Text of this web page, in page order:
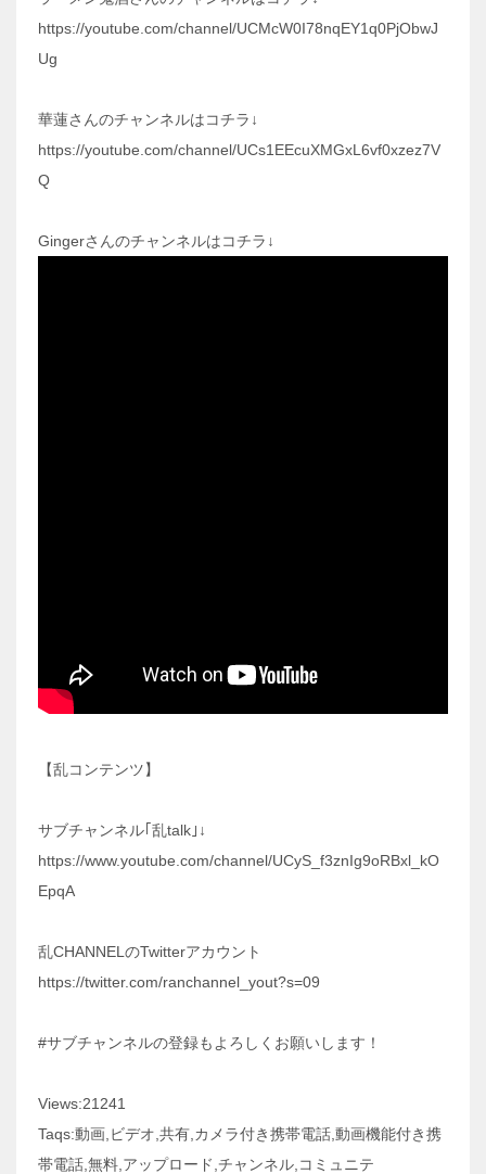
https://youtube.com/channel/UCMcW0I78nqEY1q0PjObwJ
Ug
華蓮さんのチャンネルはコチラ↓
https://youtube.com/channel/UCs1EEcuXMGxL6vf0xzez7V
Q
Gingerさんのチャンネルはコチラ↓
【乱コンテンツ】
サブチャンネル｢乱talk｣↓
https://www.youtube.com/channel/UCyS_f3znIg9oRBxl_kO
EpqA
乱CHANNELのTwitterアカウント
https://twitter.com/ranchannel_yout?s=09
#サブチャンネルの登録もよろしくお願いします！
Views:21241
Taqs:動画,ビデオ,共有,カメラ付き携帯電話,動画機能付き携
帯電話,無料,アップロード,チャンネル,コミュニテ